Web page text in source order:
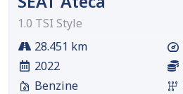
1.0 TSI Style
28.451 km
2022
Benzine